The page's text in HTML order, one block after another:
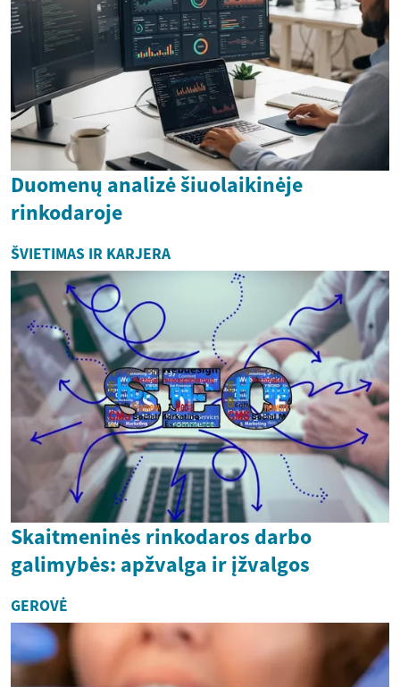
Duomenų analizė šiuolaikinėje
rinkodaroje
ŠVIETIMAS IR KARJERA
Skaitmeninės rinkodaros darbo
galimybės: apžvalga ir įžvalgos
GEROVĖ